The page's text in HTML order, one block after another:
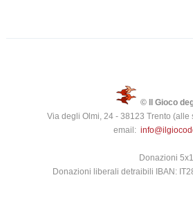
© Il Gioco
Via degli Olmi, 24 - 38123 Trento
email:
Donazioni
Donazioni liberali detraibili IBAN: